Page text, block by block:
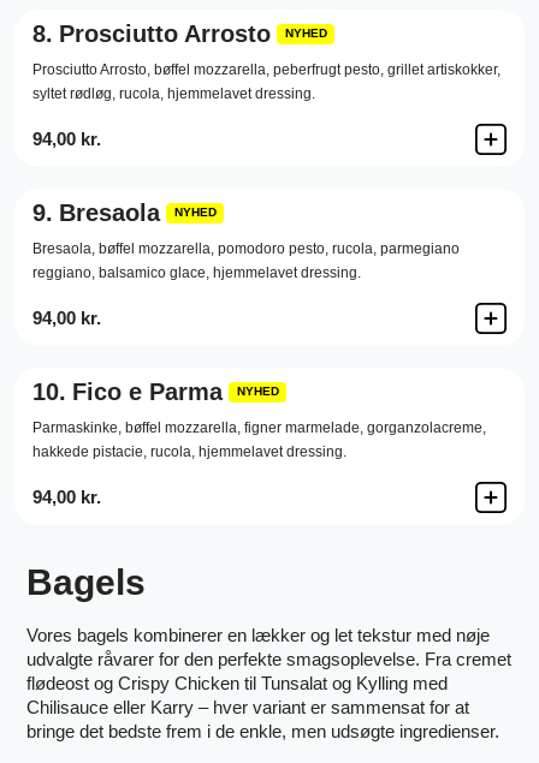
8. Prosciutto Arrosto NYHED
Prosciutto Arrosto, bøffel mozzarella, peberfrugt pesto, grillet artiskokker,
syltet rødløg, rucola, hjemmelavet dressing.
94,00 kr.
9. Bresaola NYHED
Bresaola, bøffel mozzarella, pomodoro pesto, rucola, parmegiano
reggiano, balsamico glace, hjemmelavet dressing.
94,00 kr.
10. Fico e Parma NYHED
Parmaskinke, bøffel mozzarella, figner marmelade, gorganzolacreme,
hakkede pistacie, rucola, hjemmelavet dressing.
94,00 kr.
Bagels
Vores bagels kombinerer en lækker og let tekstur med nøje
udvalgte råvarer for den perfekte smagsoplevelse. Fra cremet
flødeost og Crispy Chicken til Tunsalat og Kylling med
Chilisauce eller Karry – hver variant er sammensat for at
bringe det bedste frem i de enkle, men udsøgte ingredienser.